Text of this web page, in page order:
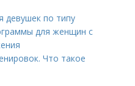
девушек по типу
для женщин с
Что такое